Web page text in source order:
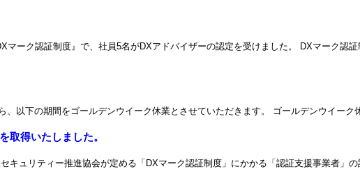
ーク認証制度』で、社員5名がDXアドバイザーの認定を受けました。 DXマーク認
以下の期間をゴールデンウイーク休業とさせていただきます。 ゴールデンウイー
取得いたしました。
ュリティー推進協会が定める「DXマーク認証制度」にかかる「認証支援事業者」